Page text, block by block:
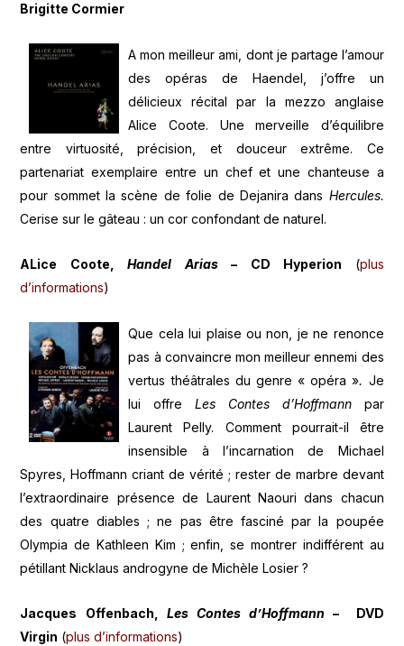
Brigitte Cormier
A mon meilleur ami, dont je partage l’amour
des opéras de Haendel, j’offre un
délicieux récital par la mezzo anglaise
Alice Coote. Une merveille d’équilibre
entre virtuosité, précision, et douceur extrême. Ce
partenariat exemplaire entre un chef et une chanteuse a
pour sommet la scène de folie de Dejanira dans Hercules.
Cerise sur le gâteau : un cor confondant de naturel.
ALice Coote,Handel Arias– CD Hyperion (plus
d’informations)
Que cela lui plaise ou non, je ne renonce
pas à convaincre mon meilleur ennemi des
vertus théâtrales du genre « opéra ». Je
lui offreLes Contes d’Hoffmannpar
Laurent Pelly. Comment pourrait-il être
insensible à l’incarnation de Michael
Spyres, Hoffmann criant de vérité ; rester de marbre devant
l’extraordinaire présence de Laurent Naouri dans chacun
des quatre diables ; ne pas être fasciné par la poupée
Olympia de Kathleen Kim ; enfin, se montrer indifférent au
pétillant Nicklaus androgyne de Michèle Losier ?
Jacques Offenbach, Les Contes d’Hoffmann – DVD
Virgin (plus d’informations)